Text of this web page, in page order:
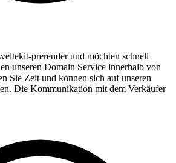
prerender und möchten schnell
unseren Domain Service innerhalb von
Sie Zeit und können sich auf unseren
Die Kommunikation mit dem Verkäufer